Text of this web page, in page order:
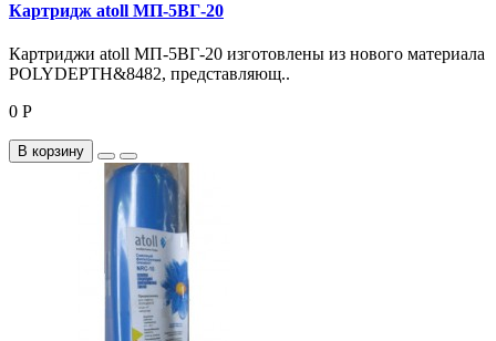
Картридж atoll МП-5ВГ-20
Картриджи atoll МП-5ВГ-20 изготовлены из нового материала
POLYDEPTH&8482, представляющ..
0 Р
В корзину